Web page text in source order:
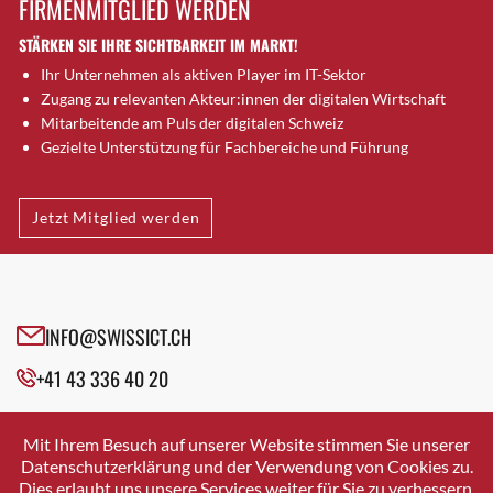
Brugg AG
Brütten
Bubendorf
Bubikon
Buchs (SG)
Bäretswil
Bülach
Cazis
Crissier
Davos Platz
Dierikon
Dietikon
FIRMENMITGLIED WERDEN
STÄRKEN SIE IHRE SICHTBARKEIT IM MARKT!
Ihr Unternehmen als aktiven Player im IT-Sektor
Zugang zu relevanten Akteur:innen der digitalen Wirtschaft
Mitarbeitende am Puls der digitalen Schweiz
Gezielte Unterstützung für Fachbereiche und Führung
Jetzt Mitglied werden
INFO@SWISSICT.CH
+41 43 336 40 20
SWISSICT
VULKANSTRASSE 120
8048 ZURICH
Mit Ihrem Besuch auf unserer Website stimmen Sie unserer
Datenschutzerklärung und der Verwendung von Cookies zu.
Dies erlaubt uns unsere Services weiter für Sie zu verbessern.